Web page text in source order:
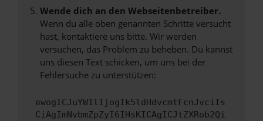
Wende dich an den Webseitenbetreiber.
Wenn du alle oben genannten Schritte versucht
hast, kontaktiere uns bitte. Wir werden
versuchen, das Problem zu beheben. Du kannst
uns diesen Text schicken, um uns bei der
Fehlersuche zu unterstützen:
ewogICJuYW1lIjogIk5ldHdvcmtFcnJvciIs
CiAgImNvbmZpZyI6IHsKICAgICJtZXRob2Qi